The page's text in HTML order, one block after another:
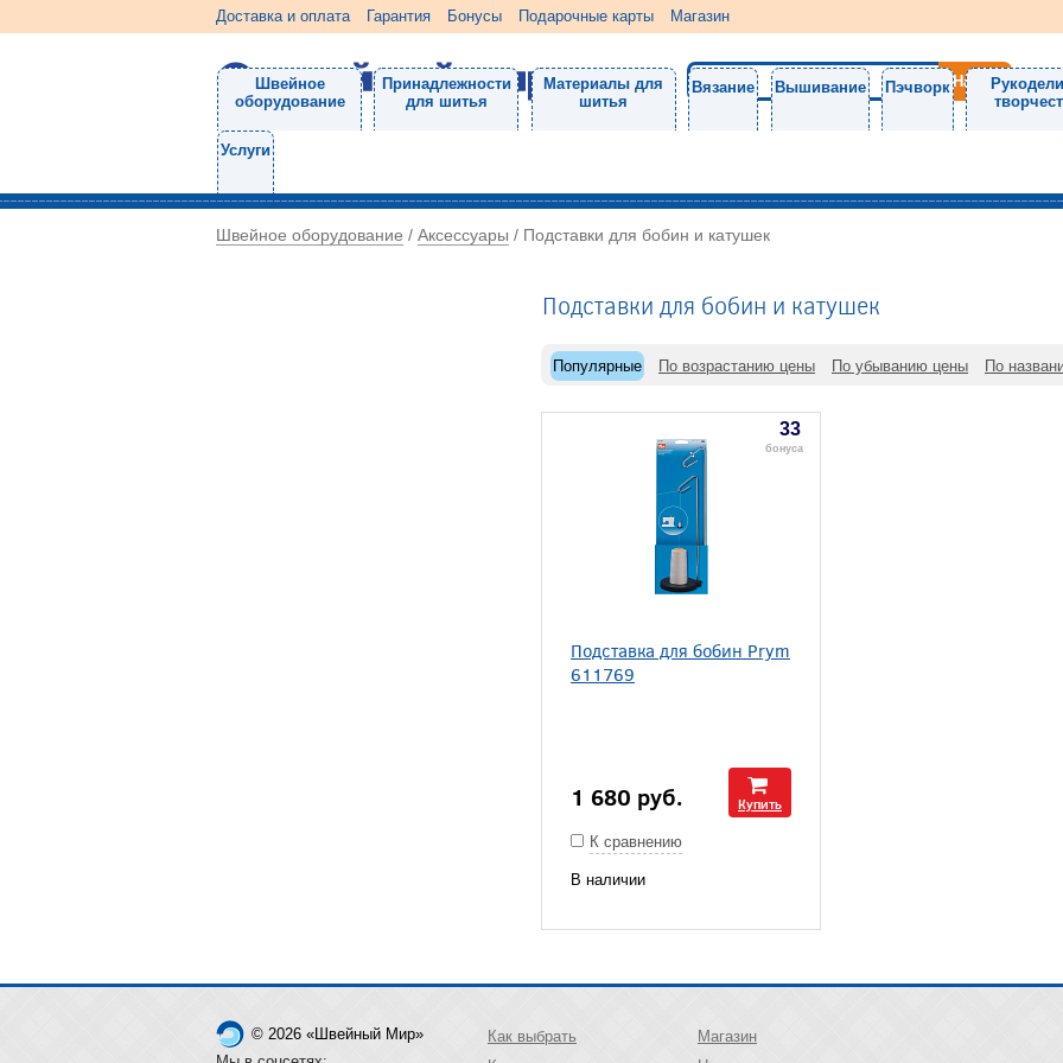
Доставка и оплата Гарантия Бонусы Подарочные карты Магазин
Швейное
оборудование
Принадлежности
для шитья
Материалы для
шитья
Вязание Вышивание Пэчворк
Услуги
Швейное оборудование / Аксессуары / Подставки для бобин и катушек
Подставки для бобин и катушек
Популярные По возрастанию цены По убыванию цены По
33
бонуса
Подставка для бобин Prym
611769
1 680 руб. Купить
К сравнению
В наличии
© 2026 «Швейный Мир»
Как выбрать
Магазин